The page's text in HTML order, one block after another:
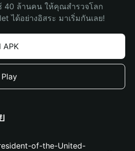
40 ล้านคน ให้คุณสำรวจโลก
ได้อย่างอิสระ มาเริ่มกันเลย!
of-the-United-